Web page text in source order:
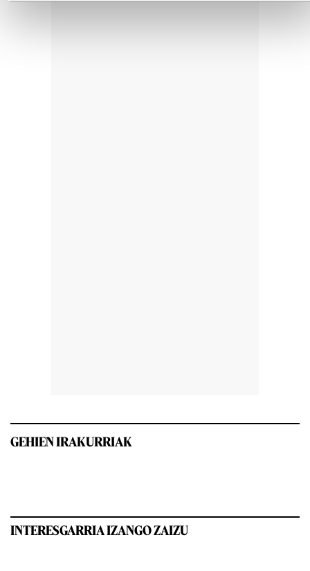
GEHIEN IRAKURRIAK
INTERESGARRIA IZANGO ZAIZU